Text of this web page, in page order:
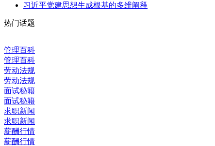
习近平党建思想生成根基的多维阐释
热门话题
管理百科
管理百科
劳动法规
劳动法规
面试秘籍
面试秘籍
求职新闻
求职新闻
薪酬行情
薪酬行情